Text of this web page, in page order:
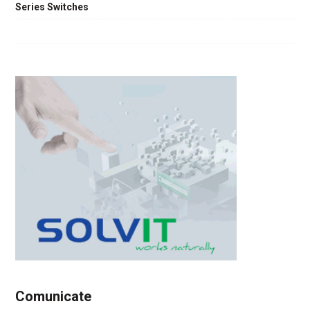
Series Switches
Comunicate